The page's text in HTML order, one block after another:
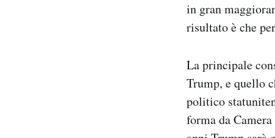
in gran
risultato è che
La principale
Trump, e quello
politico
forma da